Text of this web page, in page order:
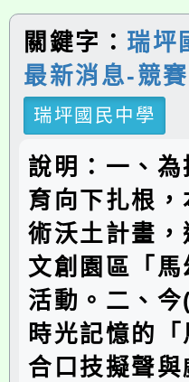
關鍵字： 瑞坪
最新消息-競
瑞坪國民中學
說明：一、
育向下扎根
術沃土計畫
文創園區「
活動。二、
時光記憶的
合口技擬聲